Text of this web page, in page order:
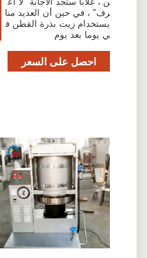
رف" ، في حين أن العديد منا
يستخدام زيت بذرة القطن ف
ي يوما بعد يوم
احصل على السعر